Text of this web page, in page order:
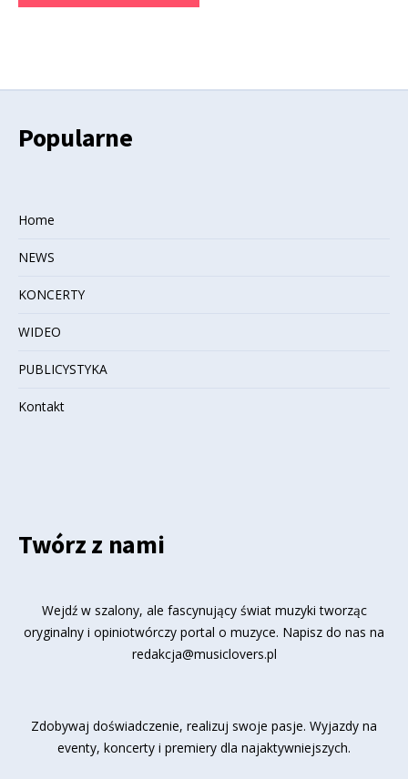
Popularne
Home
NEWS
KONCERTY
WIDEO
PUBLICYSTYKA
Kontakt
Twórz z nami
Wejdź w szalony, ale fascynujący świat muzyki tworząc
oryginalny i opiniotwórczy portal o muzyce. Napisz do nas na
redakcja@musiclovers.pl
Zdobywaj doświadczenie, realizuj swoje pasje. Wyjazdy na
eventy, koncerty i premiery dla najaktywniejszych.